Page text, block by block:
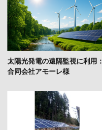
太陽光発電の遠隔監視に利用：
合同会社アモーレ様